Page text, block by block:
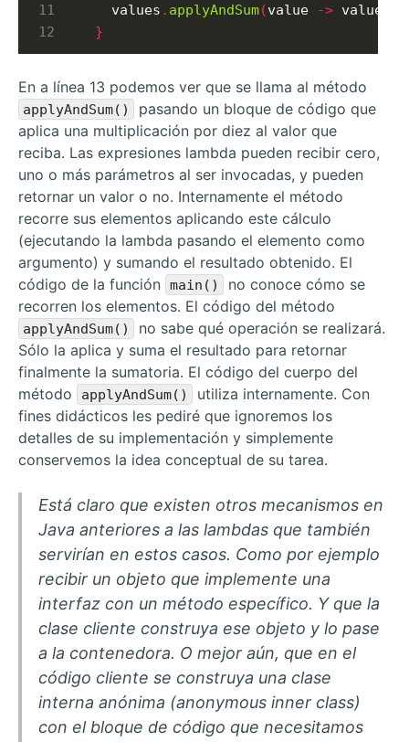
  values
. applyAndSum(value -> value
}
En a línea 13 podemos ver que se llama al método
applyAndSum()
pasando un bloque de código que
aplica una multiplicación por diez al valor que
reciba. Las expresiones lambda pueden recibir cero,
uno o más parámetros al ser invocadas, y pueden
retornar un valor o no. Internamente el método
recorre sus elementos aplicando este cálculo
(ejecutando la lambda pasando el elemento como
argumento) y sumando el resultado obtenido. El
código de la función main()
no conoce cómo se
recorren los elementos. El código del método
applyAndSum()
no sabe qué operación se realizará.
Sólo la aplica y suma el resultado para retornar
finalmente la sumatoria. El código del cuerpo del
método
applyAndSum()
utiliza internamente. Con
fines didácticos les pediré que ignoremos los
detalles de su implementación y simplemente
conservemos la idea conceptual de su tarea.
Está claro que existen otros mecanismos en
Java anteriores a las lambdas que también
servirían en estos casos. Como por ejemplo
recibir un objeto que implemente una
interfaz con un método específico. Y que la
clase cliente construya ese objeto y lo pase
a la contenedora. O mejor aún, que en el
código cliente se construya una clase
interna anónima (anonymous inner class)
con el bloque de código que necesitamos